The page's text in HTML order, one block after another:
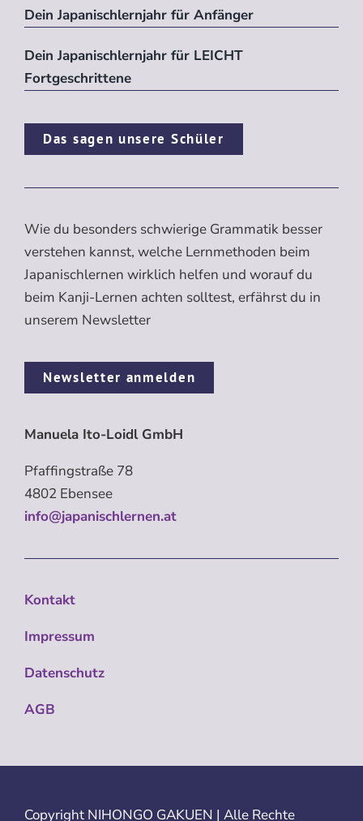
Dein Japanischlernjahr für Anfänger
Dein Japanischlernjahr für LEICHT
Fortgeschrittene
Das sagen unsere Schüler
Wie du besonders schwierige Grammatik besser
verstehen kannst, welche Lernmethoden beim
Japanischlernen wirklich helfen und worauf du
beim Kanji-Lernen achten solltest, erfährst du in
unserem Newsletter
Newsletter anmelden
Manuela Ito-Loidl GmbH
Pfaffingstraße 78
4802 Ebensee
info@japanischlernen.at
Kontakt
Impressum
Datenschutz
AGB
Copyright NIHONGO GAKUEN | Alle Rechte